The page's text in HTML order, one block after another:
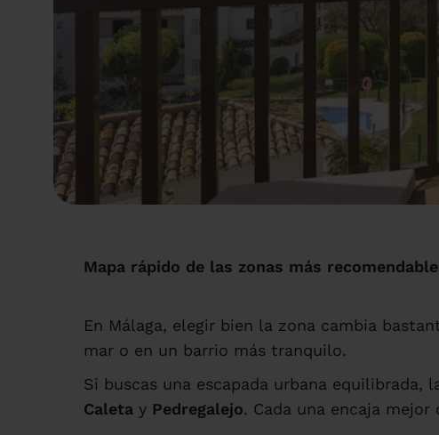
Mapa rápido de las zonas más
En Málaga, elegir bien la zona cambia
mar o en un barrio más tranquilo.
Si buscas una escapada urbana equilibrada,
Caleta y Pedregalejo. Cada una encaja